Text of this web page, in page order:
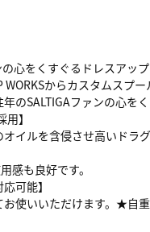
心をくすぐるドレスアップ
からカスタムスプ
のSALTIGAファンの心を
】
イルを含侵させ高いド
感も良好です。
可能】
お使いいただけます。★自